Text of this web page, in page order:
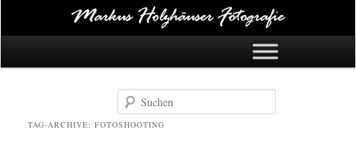
Suchen
TAG-ARCHIVE: FOTOSHOOTING